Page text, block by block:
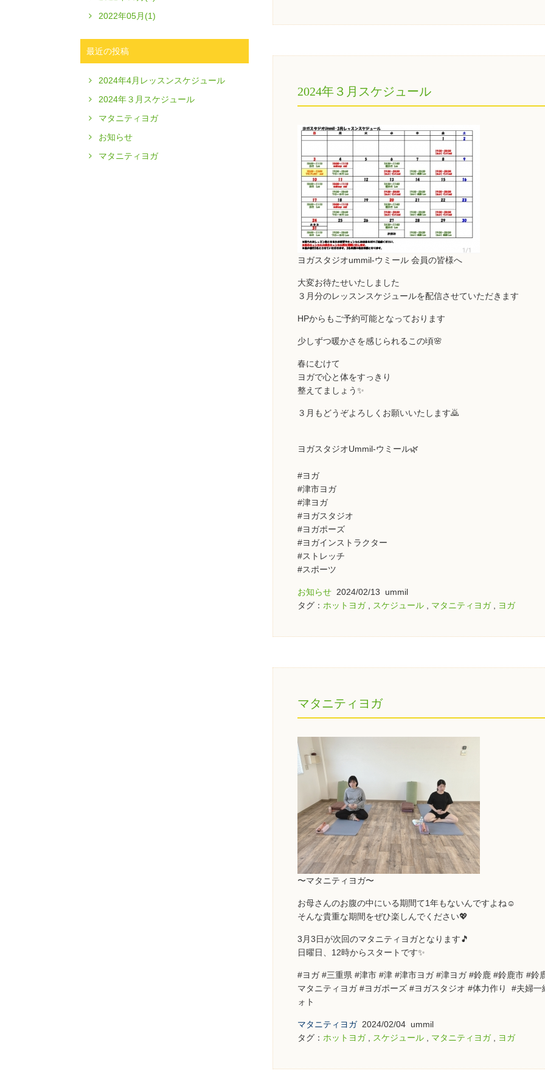
2024年３月スケジュール
ヨガスタジオummil-ウミール 会員の皆様へ
大変お待たせいたしました
３月分のレッスンスケジュールを配信させていただきます
HPからもご予約可能となっております
少しずつ暖かさを感じられるこの頃🌸
春にむけて
ヨガで心と体をすっきり
整えてましょう✨
３月もどうぞよろしくお願いいたします🙇
ヨガスタジオUmmil-ウミール🌿
#ヨガ
#津市ヨガ
#津ヨガ
#ヨガスタジオ
#ヨガポーズ
#ヨガインストラクター
#ストレッチ
#スポーツ
お知らせ 2024/02/13 ummil
タグ： ホットヨガ, スケジュール マタニティヨガ, ヨガ
マタニティヨガ
〜マタニティヨガ〜
お母さんのお腹の中にいる期間て1年もないんですよね☺️
そんな貴重な期間をぜひ楽しんでください💖
3月3日が次回のマタニティヨガとなります🎵
日曜日、12時からスタートです✨
#ヨガ #三重県 #津市 #津 #津市ヨガ #津ヨガ #鈴鹿 #鈴鹿市 #鈴
マタニティヨガ #ヨガポーズ #ヨガスタジオ #体力作り #夫婦
ォト
マタニティヨガ2024/02/04 ummil
タグ： ホットヨガ, スケジュール マタニティヨガ, ヨガ
2022年05月(1)
最近の投稿
2024年4月レッスンスケジュール
2024年３月スケジュール
マタニティヨガ
お知らせ
マタニティヨガ